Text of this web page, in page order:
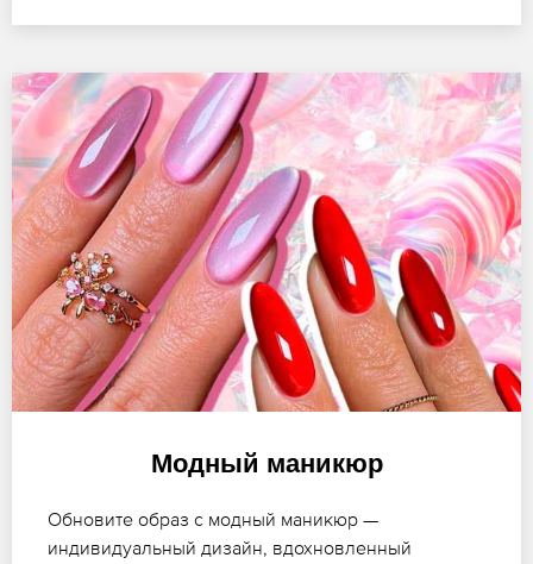
Модный маникюр
Обновите образ с модный маникюр —
индивидуальный дизайн, вдохновленный